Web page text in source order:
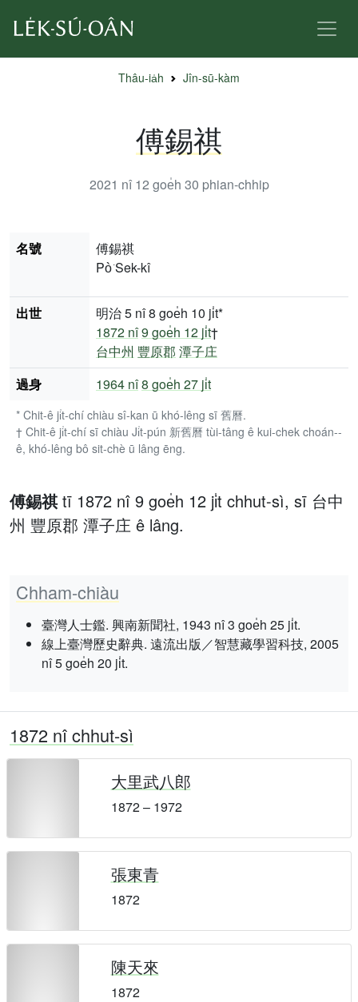
Thâu-ia̍h Jîn-sū-kàm
傅錫祺
2021 nî 12 goe̍h 30 phian-chhip
傅錫祺tī 1872 nî 9 goe̍h 12 ji̍t chhut-sì, sī 台中
州 豐原郡 潭子庄 ê lâng.
Chham-chiàu
臺灣人士鑑. 興南新聞社, 1943 nî 3 goe̍h 25 ji̍t.
線上臺灣歷史辭典. 遠流出版／智慧藏學習科技, 2005
nî 5 goe̍h 20 ji̍t.
名號
傅錫祺
Pò͘ Sek-kî
出世
明治 5 nî 8 goe̍h 10 ji̍t*
1872 nî9 goe̍h 12 ji̍t†
台中州 豐原郡 潭子庄
過身
1964 nî8 goe̍h 27 ji̍t
* Chit-ê ji̍t-chí chiàu sî-kan ū khó-lêng sī 舊曆.
† Chit-ê ji̍t-chí sī chiàu Ji̍t-pún 新舊曆 tùi-tâng ê kui-chek choán--
ê, khó-lêng bô sit-chè ū lâng ēng.
1872 nî chhut-sì
大里武八郎
1872 – 1972
張東青
1872
陳天來
1872